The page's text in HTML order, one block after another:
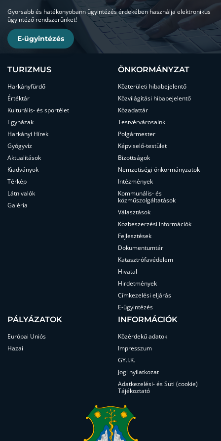
Gyorsabb és hatékonyobann ügyintézés érdekében használja elektronikus
ügyintéző rendszerünket!
E-ügyintézés
TURIZMUS
Harkányfürdő
Értéktár
Kulturális- és sportélet
Egyházak
Harkányi Hírek
Gyógyvíz
Aktualitások
Kiadványok
Térkép
Látnivalók
Galéria
ÖNKORMÁNYZAT
Közterületi hibabejelentő
Közvilágítási hibabejelentő
Közadattár
Testvérvárosaink
Polgármester
Képviselő-testület
Bizottságok
Nemzetiségi önkormányzatok
Intézmények
Kommunális- és
közműszolgáltatások
Választások
Közbeszerzési információk
Fejlesztések
Dokumentumtár
Katasztrófavédelem
Hivatal
Hirdetmények
Címkezelési eljárás
E-ügyintézés
PÁLYÁZATOK
Európai Uniós
Hazai
INFORMÁCIÓK
Közérdekű adatok
Impresszum
GY.I.K.
Jogi nyilatkozat
Adatkezelési- és Süti (cookie)
Tájékoztató